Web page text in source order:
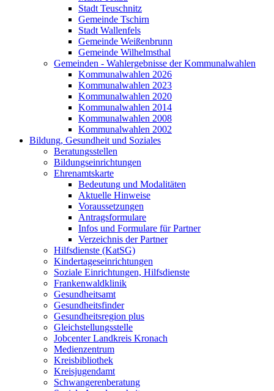
Stadt Teuschnitz
Gemeinde Tschirn
Stadt Wallenfels
Gemeinde Weißenbrunn
Gemeinde Wilhelmsthal
Gemeinden - Wahlergebnisse der Kommunalwahlen
Kommunalwahlen 2026
Kommunalwahlen 2023
Kommunalwahlen 2020
Kommunalwahlen 2014
Kommunalwahlen 2008
Kommunalwahlen 2002
Bildung, Gesundheit und Soziales
Beratungsstellen
Bildungseinrichtungen
Ehrenamtskarte
Bedeutung und Modalitäten
Aktuelle Hinweise
Voraussetzungen
Antragsformulare
Infos und Formulare für Partner
Verzeichnis der Partner
Hilfsdienste (KatSG)
Kindertageseinrichtungen
Soziale Einrichtungen, Hilfsdienste
Frankenwaldklinik
Gesundheitsamt
Gesundheitsfinder
Gesundheitsregion plus
Gleichstellungsstelle
Jobcenter Landkreis Kronach
Medienzentrum
Kreisbibliothek
Kreisjugendamt
Schwangerenberatung